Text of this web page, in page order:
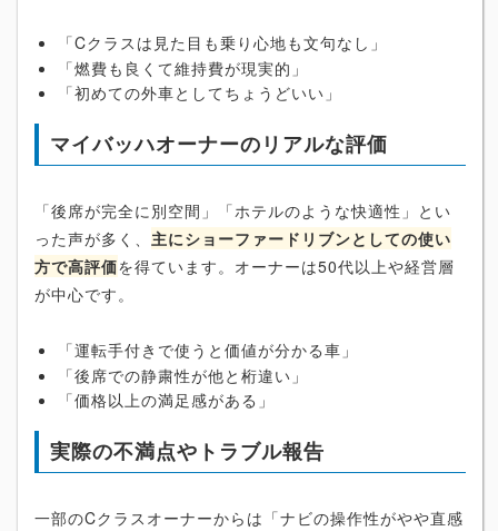
「Cクラスは見た目も乗り心地も文句なし」
「燃費も良くて維持費が現実的」
「初めての外車としてちょうどいい」
マイバッハオーナーのリアルな評価
「後席が完全に別空間」「ホテルのような快適性」とい
った声が多く、 主にショーファードリブンとしての使い
方で高評価を得ています。オーナーは50代以上や経営層
が中心です。
「運転手付きで使うと価値が分かる車」
「後席での静粛性が他と桁違い」
「価格以上の満足感がある」
実際の不満点やトラブル報告
一部のCクラスオーナーからは「ナビの操作性がやや直感